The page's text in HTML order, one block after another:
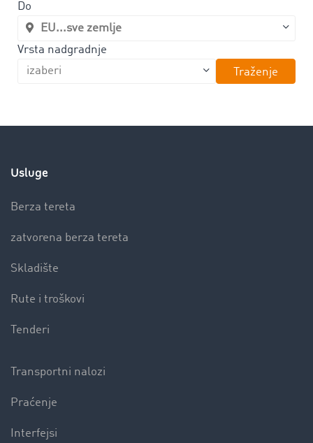
Do
Vrsta nadgradnje
Traženje
Usluge
Berza tereta
zatvorena berza tereta
Skladište
Rute i troškovi
Tenderi
Transportni nalozi
Praćenje
Interfejsi